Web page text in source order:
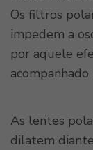
Os filtros
impedem a
por aquele
As lentes
dilatem